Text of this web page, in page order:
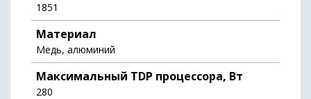
1851
Материал
Медь, алюминий
Максимальный TDP процессора, Вт
280